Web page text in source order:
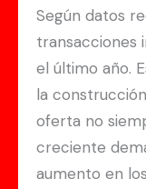
Según datos
transacciones
el último año.
la
oferta no
creciente
aumento en